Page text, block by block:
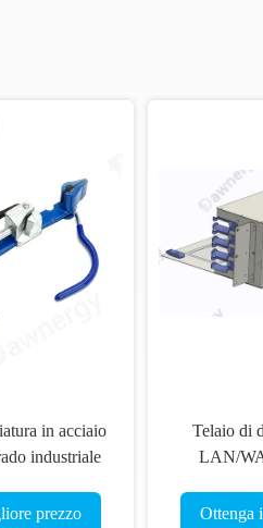
in acciaio
industriale
del filo di
prezzo
Telaio di
LAN/
Ottenga